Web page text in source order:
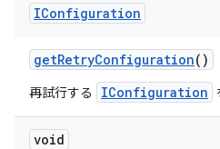
IConfiguration
getRetryConfiguration()
再試行する IConfiguration
void